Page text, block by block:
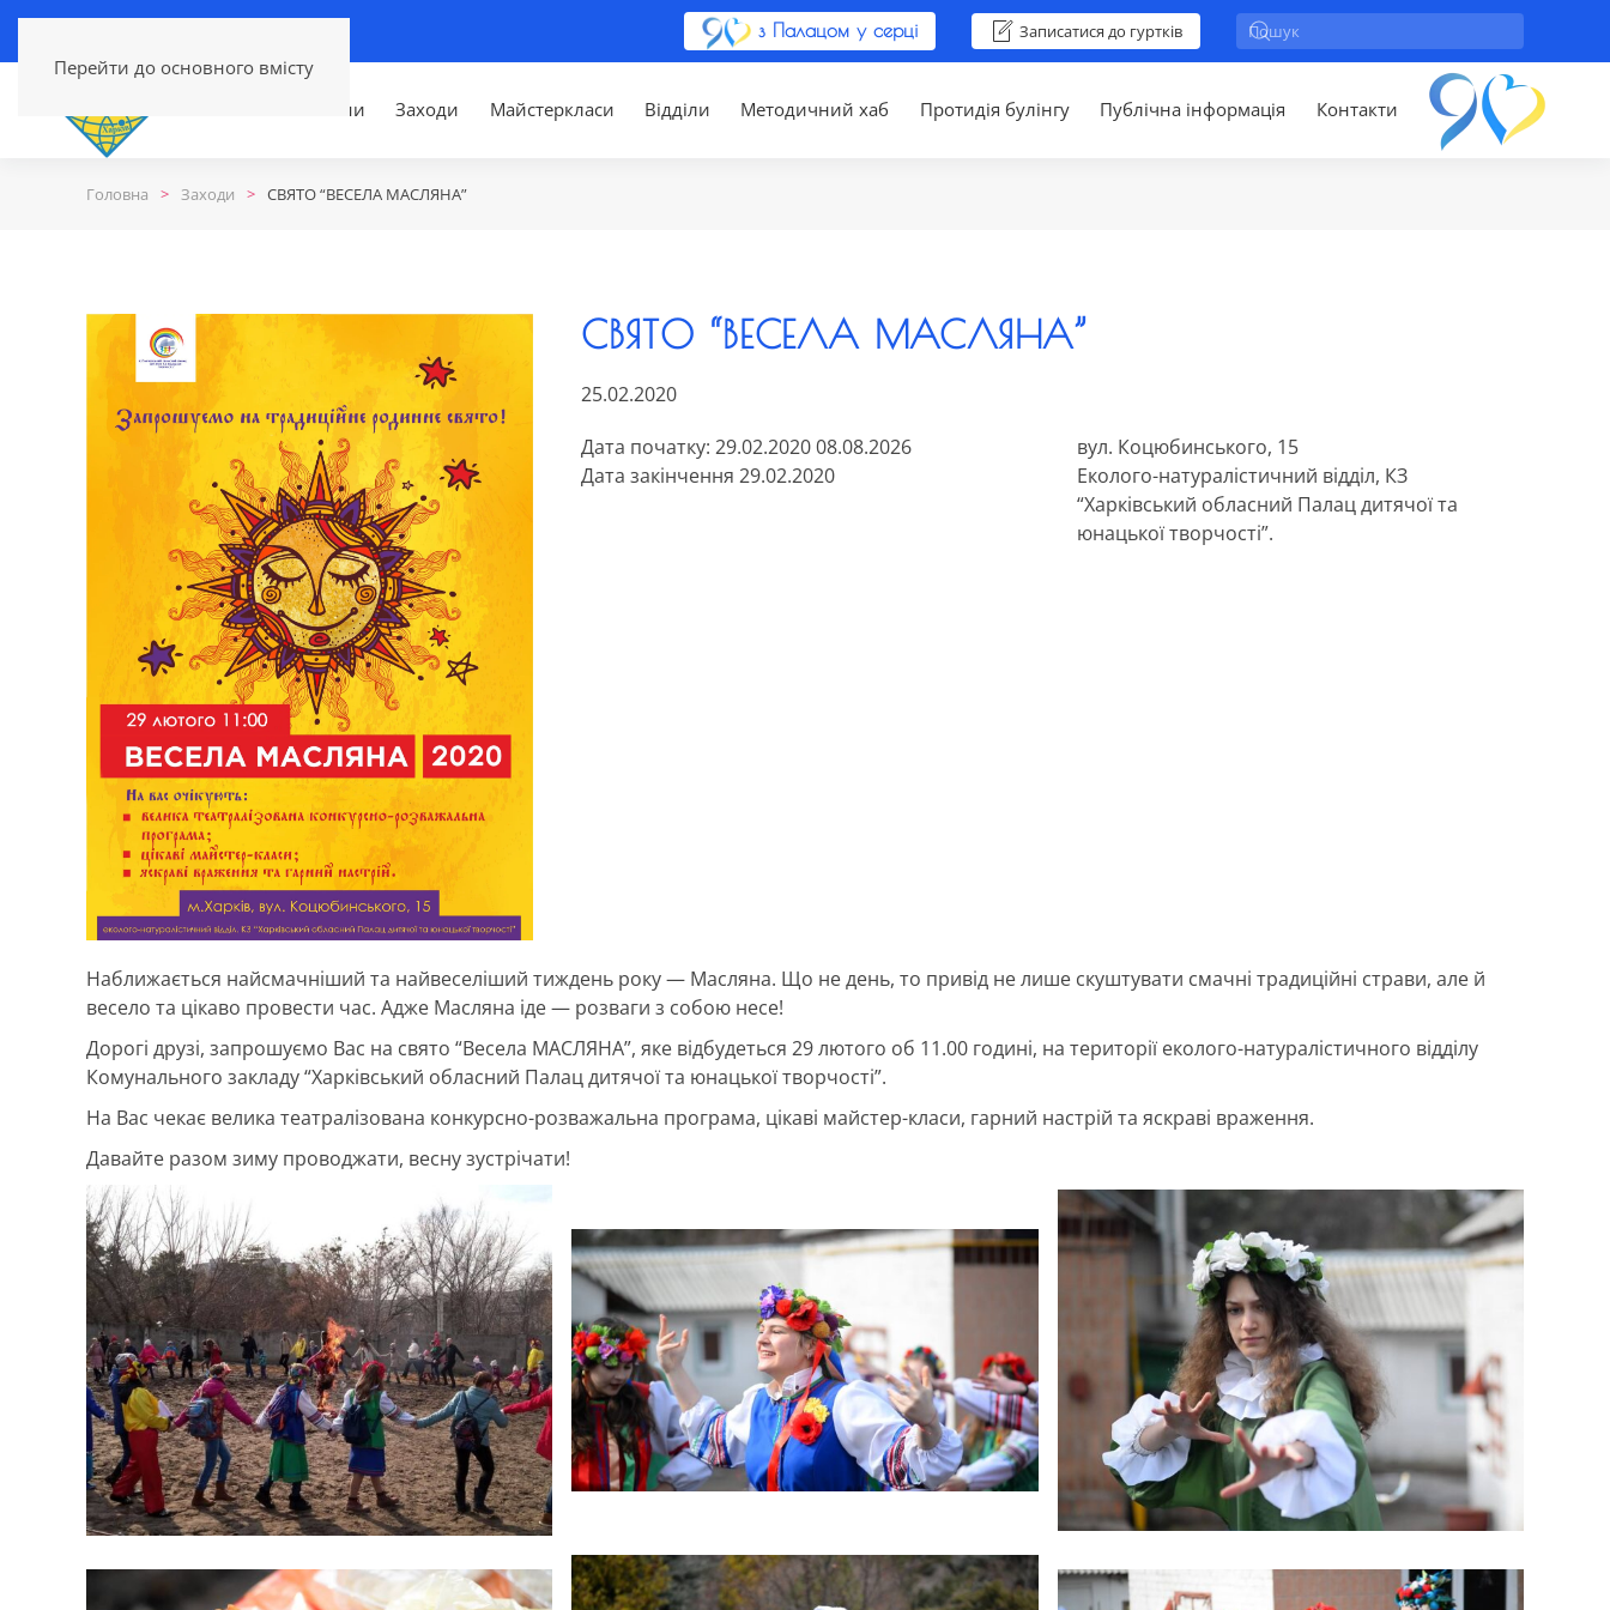
Перейти до основного вмісту
з Палацом у серці Записатися до гуртків
Новини Заходи Майстеркласи Відділи Методичний хаб Протидія булінгу Публічна інформація Контакти
Головна Заходи СВЯТО “ВЕСЕЛА МАСЛЯНА”
СВЯТО “ВЕСЕЛА МАСЛЯНА”
25.02.2020
Дата початку: 29.02.2020 08.08.2026
Дата закінчення 29.02.2020
вул. Коцюбинського, 15
Еколого-натуралістичний відділ, КЗ
“Харківський обласний Палац дитячої та
юнацької творчості”.
Наближається найсмачніший та найвеселіший тиждень року — Масляна. Що не день, то привід не лише скуштувати смачні традиційні страви, але й
весело та цікаво провести час. Адже Масляна іде — розваги з собою несе!
Дорогі друзі, запрошуємо Вас на свято “Весела МАСЛЯНА”, яке відбудеться 29 лютого об 11.00 годині, на території еколого-натуралістичного відділу
Комунального закладу “Харківський обласний Палац дитячої та юнацької творчості”.
На Вас чекає велика театралізована конкурсно-розважальна програма, цікаві майстер-класи, гарний настрій та яскраві враження.
Давайте разом зиму проводжати, весну зустрічати!